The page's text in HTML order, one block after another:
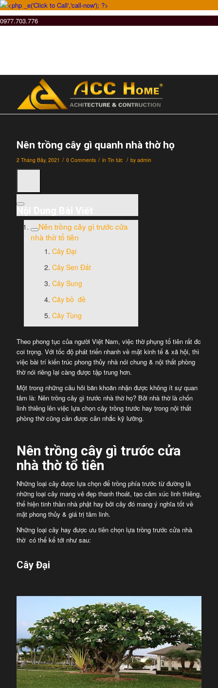
0977.703.776
Nên trồng cây gì quanh nhà thờ họ
2 Tháng Bảy, 2021 / 0 Comments / in Tin tức / by admin
Nên trồng cây gì trước cửa
nhà thờ tổ tiên
Cây Đại
Cây Sen Đất
Cây Sung
Cây bồ đề
Cây Tùng
Theo phong tục của người Việt Nam, việc thờ phụng tổ tiên rất đc
coi trọng. Với tốc độ phát triển nhanh về mặt kinh tế & xã hội, thì
việc bài trí kiến trúc phong thủy nhà nói chung & nội thất phòng
thờ nói riêng lại càng được tập trung hơn.
Một trong những câu hỏi băn khoăn nhận được không ít sự quan
tâm là: Nên trồng cây gì trước nhà thờ họ? Bởi nhà thờ là chốn
linh thiêng lên việc lựa chọn cây trồng trước hay trong nội thất
phòng thờ cũng cần được cân nhắc kỹ lưỡng.
Nên trồng cây gì trước cửa
nhà thờ tổ tiên
Những loại cây được lựa chọn để trồng phía trước từ đường là
những loại cây mang vẻ đẹp thanh thoát, tạo cảm xúc linh thiêng,
thể hiện tinh thần nhà phật hay bởi cây đó mang ý nghĩa tốt về
mặt phong thủy & giá trị tâm linh.
Những loại cây hay được ưu tiên chọn lựa trồng trước cửa nhà
thờ có thể kể tới như sau:
Cây Đại